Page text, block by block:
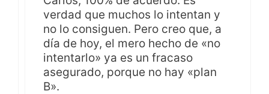
verdad que muchos lo intentan y
no lo consiguen. Pero creo que, a
día de hoy, el mero hecho de «no
intentarlo» ya es un fracaso
asegurado, porque no hay «plan
B».